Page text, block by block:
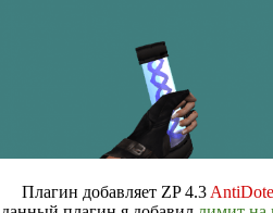
Плагин добавляет ZP 4.3